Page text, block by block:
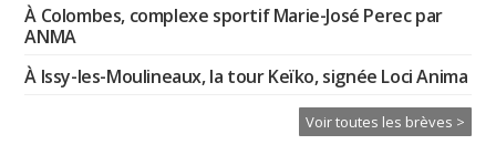
À Colombes, complexe sportif Marie-José Perec par
ANMA
À Issy-les-Moulineaux, la tour Keïko, signée Loci Anima
Voir toutes les brèves >